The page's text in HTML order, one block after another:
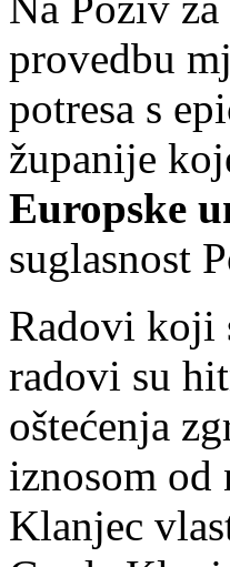
provedbu
potresa s
županije
Europske
suglasnost
Radovi koji
radovi su
oštećenja
iznosom od
Klanjec